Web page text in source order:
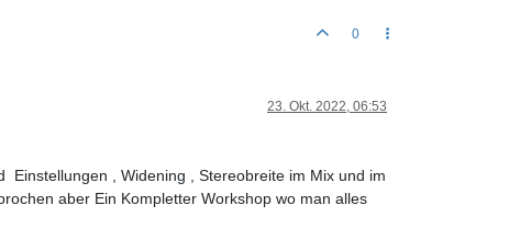
0
23. Okt. 2022, 06:53
, Widening , Stereobreite im Mix und im
aber Ein Kompletter Workshop wo man alles